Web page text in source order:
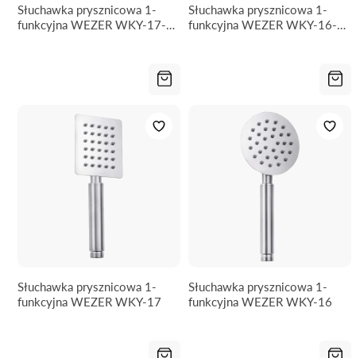
Słuchawka prysznicowa 1-
funkcyjna WEZER WKY-17-
Słuchawka prysznicowa 1-
funkcyjna WEZER WKY-16-
Słuchawka prysznicowa 1-
funkcyjna WEZER WKY-17
Słuchawka prysznicowa 1-
funkcyjna WEZER WKY-16